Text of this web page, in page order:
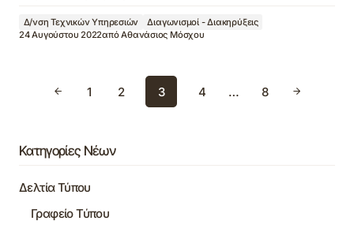
Δ/νση Τεχνικών Υπηρεσιών
Διαγωνισμοί - Διακηρύξεις
24 Αυγούστου 2022απόΑθανάσιος Μόσχου
1 2 3 4 … 8
Κατηγορίες Νέων
Δελτία Τύπου
Γραφείο Τύπου